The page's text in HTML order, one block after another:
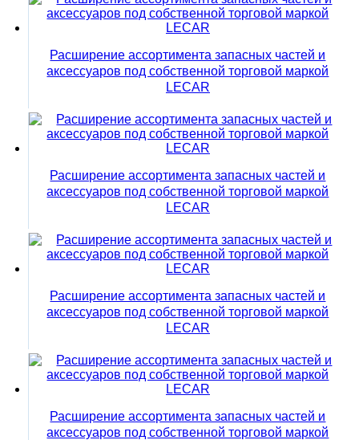
Расширение ассортимента запасных частей и
аксессуаров под собственной торговой маркой
LECAR
Расширение ассортимента запасных частей и
аксессуаров под собственной торговой маркой
LECAR
Расширение ассортимента запасных частей и
аксессуаров под собственной торговой маркой
LECAR
Расширение ассортимента запасных частей и
аксессуаров под собственной торговой маркой